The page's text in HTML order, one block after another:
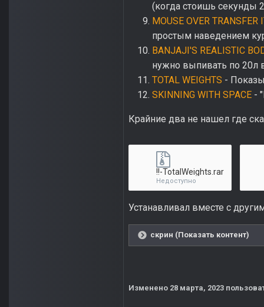
(когда стоишь секунды
MOUSE OVER TRANSFER
простым наведением
BANJAJI'S REALISTIC
нужно выпивать по 20л
TOTAL WEIGHTS -
SKINNING WITH SPACE -
Крайние два не нашел где
!!-TotalWeights.rar
Недоступно
Устанавливал вместе с
скрин (Показать контент)
Изменено 28 марта, 2023